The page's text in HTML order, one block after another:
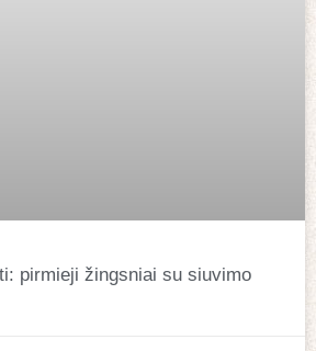
pirmieji žingsniai su siuvimo